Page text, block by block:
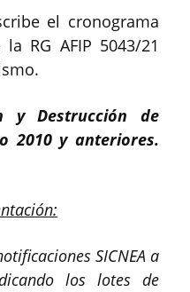
el cronograma
RG AFIP 5043/21
y Destrucción de
2010 y anteriores.
SICNEA a
los lotes de